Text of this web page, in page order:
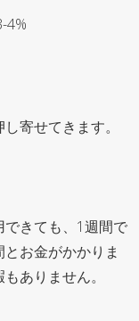
4%
寄せてきます。
きても、1週間で
お金がかかりま
ありません。